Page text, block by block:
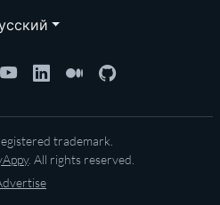
trademark.
. All rights reserved.